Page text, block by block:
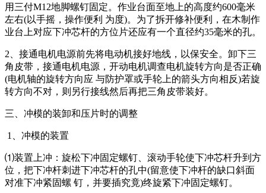
用三付M12地脚螺钉固定。作业台面至地上的高度约600毫米
左右(以手摇，操作便利 为度)。为了拆开修补便利，在木制作
业台上对应下冲芯杆的方位片还应有一个直径约35毫米的孔。
2、接通电机电源前先将电动机接好地线，以保安全。卸下三
角皮带，接通电机电源，开动电机调查电机旋转方向是否正确
(电机轴的旋转方向应 与防护罩或手轮上的箭头方向相反)若旋
转方向不对，则另行接线然后再把三角皮带装好。
三、冲模的装卸和压片时的调整
1、冲模的装置
⑴装置上冲：旋松下冲固定螺钉、滚动手轮使下冲芯杆升到方
位，把下冲杆刺进下冲芯杆的孔中(留意使下冲杆的缺口斜面
对准下冲紧固螺 钉，并要插究竟)终旋紧下冲固定螺钉。